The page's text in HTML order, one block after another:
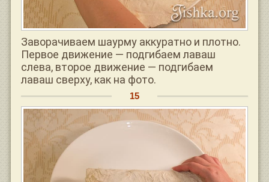
Заворачиваем шаурму аккуратно и плотно.
Первое движение — подгибаем лаваш
слева, второе движение — подгибаем
лаваш сверху, как на фото.